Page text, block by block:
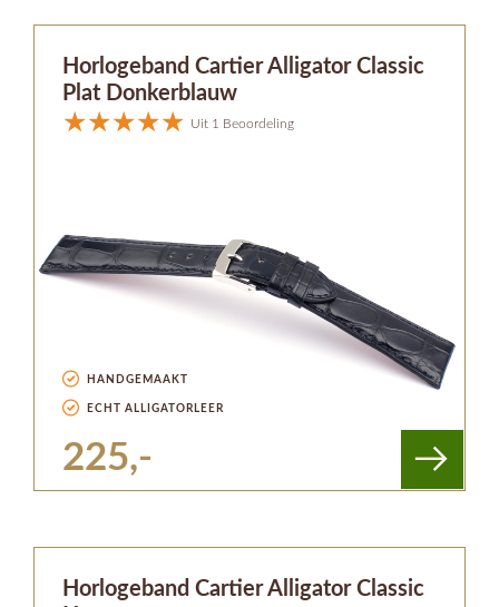
Horlogeband Cartier Alligator Classic
Plat Donkerblauw
Uit 1 Beoordeling
HANDGEMAAKT
ECHT ALLIGATORLEER
225,-
Horlogeband Cartier Alligator Classic